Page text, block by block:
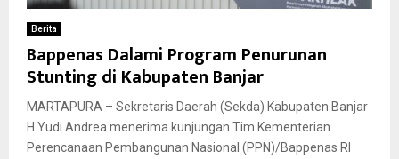
Berita
Bappenas Dalami Program Penurunan
Stunting di Kabupaten Banjar
MARTAPURA – Sekretaris Daerah (Sekda) Kabupaten Banjar
H Yudi Andrea menerima kunjungan Tim Kementerian
Perencanaan Pembangunan Nasional (PPN)/Bappenas RI